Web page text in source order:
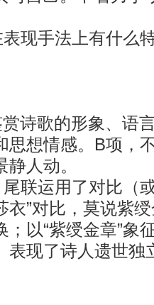
现手法上有什么
诗歌的形象、语
思想情感。B项，
人动。
联运用了对比（
衣”对比，莫说紫
以“紫绶金章”象
表现了诗人遗世独